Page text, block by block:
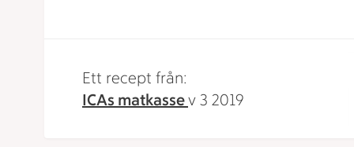
Ett recept från:
ICAs matkassev 3 2019